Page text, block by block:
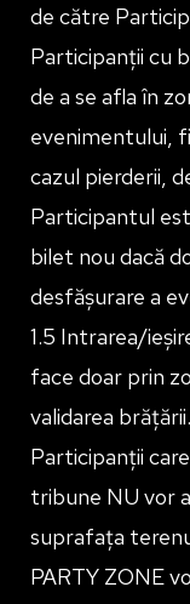
de către
Participanții cu
de a se afla în
evenimentului,
cazul pierderii,
Participantul
bilet nou dacă
desfășurare a
1.5 Intrarea/
face doar prin
validarea
Participanții
tribune NU vor
suprafața
PARTY ZONE